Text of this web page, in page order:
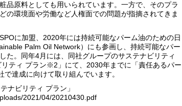
品原料としても用いられています。一方で、そのプラ
の環境面や労働など人権面での問題が指摘されてきま
に加盟、2020年には持続可能なパーム油のための日
Palm Oil Network）にも参画し、持続可能なパー
た。同年4月には、同社グループのサステナビリティ
ティ プラン※2」にて、2030年までに「責任あるパー
達成に向けて取り組んでいます。
ナビリティ プラン」
2021/04/20210430.pdf